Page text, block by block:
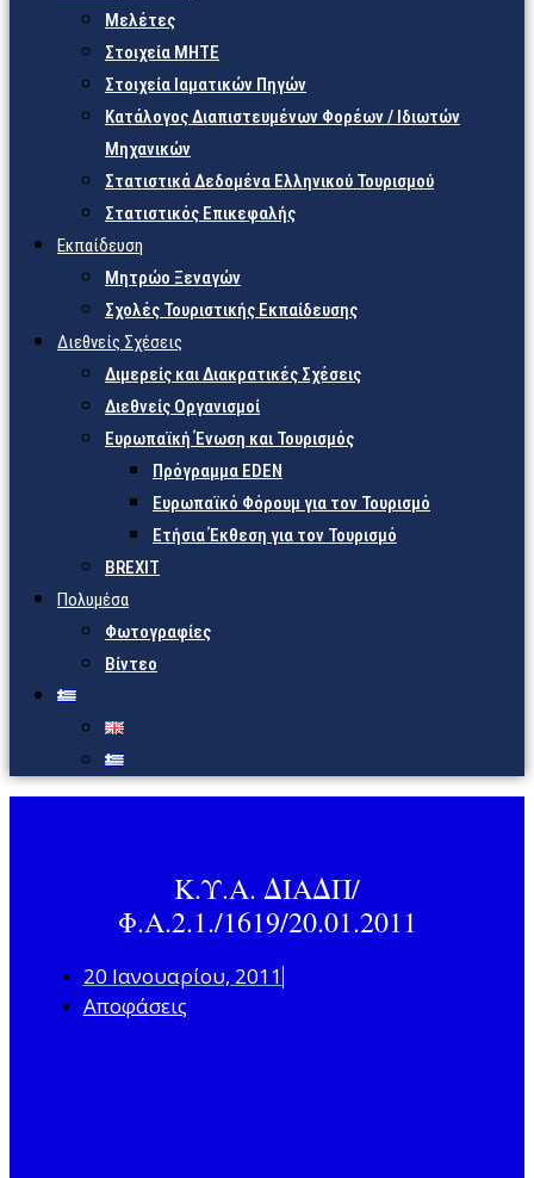
Μελέτες
Στοιχεία ΜΗΤΕ
Στοιχεία Ιαματικών Πηγών
Κατάλογος Διαπιστευμένων Φορέων / Ιδιωτών
Μηχανικών
Στατιστικά Δεδομένα Ελληνικού Τουρισμού
Στατιστικός Επικεφαλής
Εκπαίδευση
Μητρώο Ξεναγών
Σχολές Τουριστικής Εκπαίδευσης
Διεθνείς Σχέσεις
Διμερείς και Διακρατικές Σχέσεις
Διεθνείς Οργανισμοί
Ευρωπαϊκή Ένωση και Τουρισμός
Πρόγραμμα EDEN
Ευρωπαϊκό Φόρουμ για τον Τουρισμό
Ετήσια Έκθεση για τον Τουρισμό
BREXIT
Πολυμέσα
Φωτογραφίες
Βίντεο
Κ.Υ.Α. ΔΙΑΔΠ/
Φ.Α.2.1./1619/20.01.2011
20 Ιανουαρίου, 2011
Αποφάσεις